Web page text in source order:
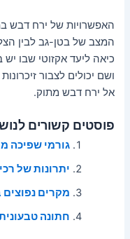
האפשרויות של ירח דבש
המצב של בטן-גב לבין
כיאה ליעד אקזוטי שבו יש
ושם יכולים לצבור
אל ירח דבש מתוק.
פוסטים קשורים
גורמי שפיכה
יתרונות של
מקרים נפוצים
חתונה